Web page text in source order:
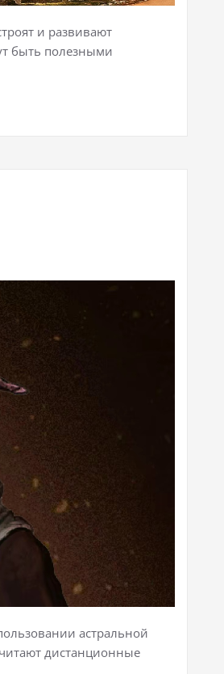
и развивают
быть полезными
астральной
дистанционные